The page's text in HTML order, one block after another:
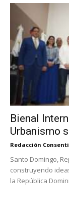
Bienal
Urbanismo
Redacción
Santo Domingo,
construyendo
la República